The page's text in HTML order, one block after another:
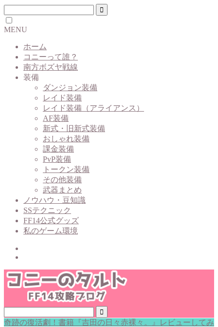
MENU
ホーム
コニーって誰？
南方ボズヤ戦線
装備
ダンジョン装備
レイド装備
レイド装備（アライアンス）
AF装備
新式・旧新式装備
おしゃれ装備
課金装備
PvP装備
トークン装備
その他装備
武器まとめ
ノウハウ・豆知識
SSテクニック
FF14公式グッズ
私のゲーム環境
奇跡の復活劇！書籍『吉田の日々赤裸々。』レビューしてみ